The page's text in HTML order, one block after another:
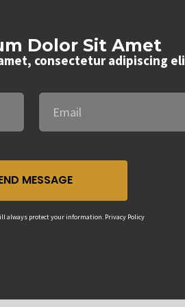
Dolor Sit Amet
consectetur adipiscing
MESSAGE
always protect your information. Privacy Policy